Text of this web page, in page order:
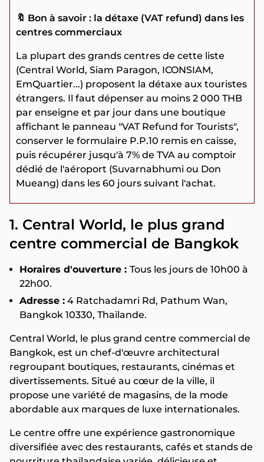
🔖 Bon à savoir : la détaxe (VAT refund) dans les
centres commerciaux
La plupart des grands centres de cette liste
(Central World, Siam Paragon, ICONSIAM,
EmQuartier...) proposent la détaxe aux touristes
étrangers. Il faut dépenser au moins 2 000 THB
par enseigne et par jour dans une boutique
affichant le panneau "VAT Refund for Tourists",
conserver le formulaire P.P.10 remis en caisse,
puis récupérer jusqu'à 7% de TVA au comptoir
dédié de l'aéroport (Suvarnabhumi ou Don
Mueang) dans les 60 jours suivant l'achat.
1. Central World, le plus grand
centre commercial de Bangkok
Horaires d'ouverture : Tous les jours de 10h00 à
22h00.
Adresse : 4 Ratchadamri Rd, Pathum Wan,
Bangkok 10330, Thaïlande.
Central World, le plus grand centre commercial de
Bangkok, est un chef-d'œuvre architectural
regroupant boutiques, restaurants, cinémas et
divertissements. Situé au cœur de la ville, il
propose une variété de magasins, de la mode
abordable aux marques de luxe internationales.
Le centre offre une expérience gastronomique
diversifiée avec des restaurants, cafés et stands de